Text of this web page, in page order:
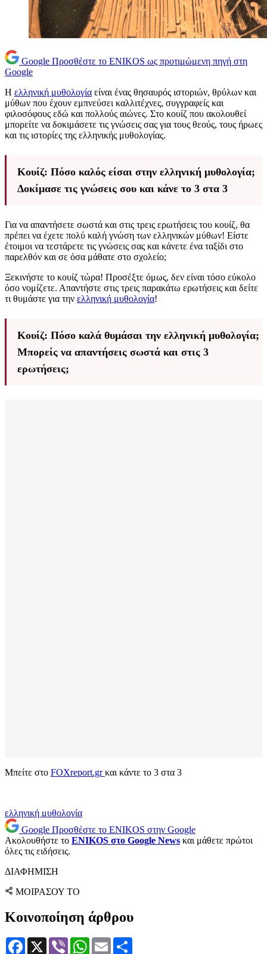
Google Προσθέστε το ENIKOS ως προτιμώμενη πηγή στη
Google
Η ελληνική μυθολογία είναι ένας θησαυρός ιστοριών, θρύλων και
μύθων που έχουν εμπνεύσει καλλιτέχνες, συγγραφείς και
φιλοσόφους εδώ και πολλούς αιώνες. Στο κουίζ που ακολουθεί
μπορείτε να δοκιμάσετε τις γνώσεις σας για τους θεούς, τους ήρωες
και τις ιστορίες της ελληνικής μυθολογίας.
Κουίζ: Πόσο καλός είσαι στην ελληνική μυθολογία;
Δοκίμασε τις γνώσεις σου και κάνε το 3 στα 3
Για να απαντήσετε σωστά και στις τρεις ερωτήσεις του κουίζ, θα
πρέπει να έχετε πολύ καλή γνώση των ελληνικών μύθων! Είστε
έτοιμοι να τεστάρετε τις γνώσεις σας και κάνετε ένα ταξίδι στο
παρελθόν και σε όσα μάθατε στο σχολείο;
Ξεκινήστε το κουίζ τώρα! Προσέξτε όμως, δεν είναι τόσο εύκολο
όσο νομίζετε. Απαντήστε στις τρεις παρακάτω ερωτήσεις και δείτε
τι θυμάστε για την ελληνική μυθολογία!
Κουίζ: Πόσο καλά θυμάσαι την ελληνική μυθολογία;
Μπορείς να απαντήσεις σωστά και στις 3
ερωτήσεις;
Μπείτε στο FOXreport.grκαι κάντε το 3 στα 3
ελληνική μυθολογία
Google Προσθέστε το ENIKOS στην Google
Ακολουθήστε το ENIKOS στο Google News και μάθετε πρώτοι
όλες τις ειδήσεις.
ΔΙΑΦΗΜΙΣΗ
ΜΟΙΡΑΣΟΥ ΤΟ
Κοινοποίηση άρθρου
Facebook
X Viber WhatsApp
Email